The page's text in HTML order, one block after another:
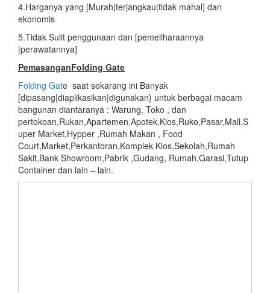
4.Harganya yang [Murah|terjangkau|tidak mahal] dan
ekonomis
5.Tidak Sulit penggunaan dan [pemeliharaannya
|perawatannya]
PemasanganFolding Gate
Folding Gate saat sekarang ini Banyak
[dipasang|diaplikasikan|digunakan} untuk berbagai macam
bangunan diantaranya : Warung, Toko , dan
pertokoan,Rukan,Apartemen,Apotek,Kios,Ruko,Pasar,Mall,S
uper Market,Hypper ,Rumah Makan , Food
Court,Market,Perkantoran,Komplek Kios,Sekolah,Rumah
Sakit,Bank Showroom,Pabrik ,Gudang, Rumah,Garasi,Tutup
Container dan lain – lain.